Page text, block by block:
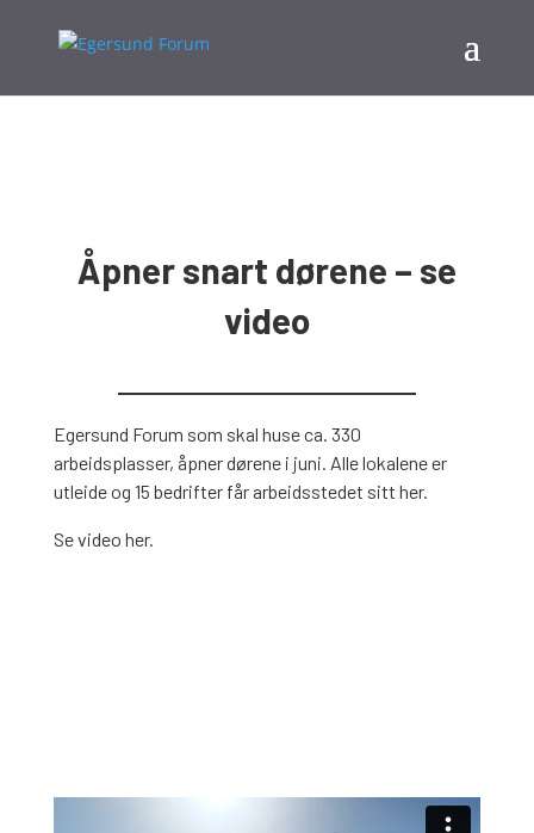
Åpner snart dørene – se
video
Egersund Forum som skal huse ca. 330
arbeidsplasser, åpner dørene i juni. Alle lokalene er
utleide og 15 bedrifter får arbeidsstedet sitt her.
Se video her.